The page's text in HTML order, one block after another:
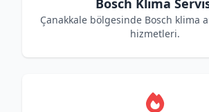
Bosch Klima
Çanakkale bölgesinde Bosch klima
hizmetleri.